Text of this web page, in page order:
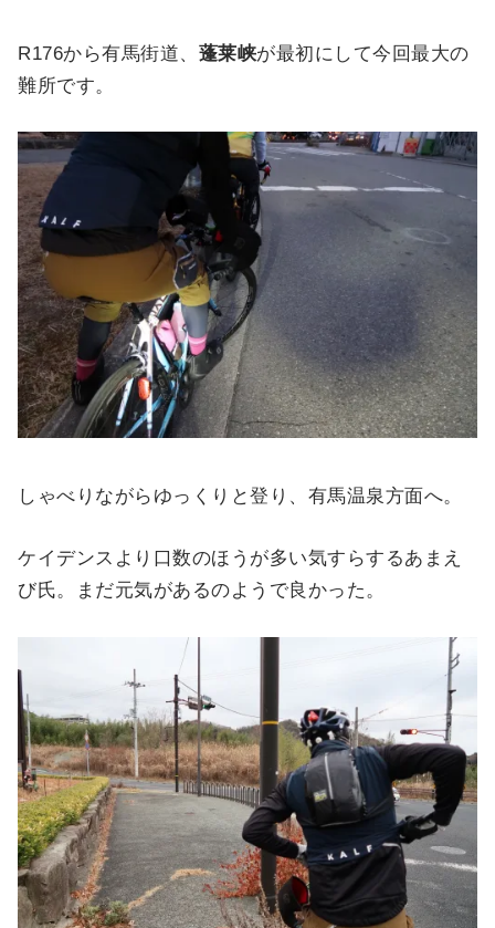
R176から有馬街道、 蓬莱峡が最初にして今回最大の
難所です。
しゃべりながらゆっくりと登り、有馬温泉方面へ。
ケイデンスより口数のほうが多い気すらするあまえ
び氏。まだ元気があるのようで良かった。